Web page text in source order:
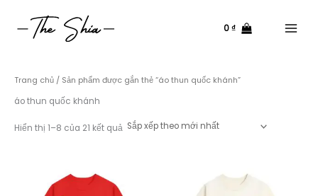
0₫
Main
Trang chủ / Sản phẩm được gắn thẻ “áo thun quốc khánh”
áo thun quốc khánh
Hiển thị 1–8 của 21 kết quảĐã